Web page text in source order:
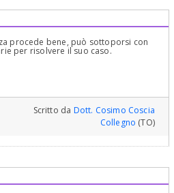
procede bene, può sottoporsi con
per risolvere il suo caso.
Scritto da Dott. Cosimo Coscia
Collegno (TO)